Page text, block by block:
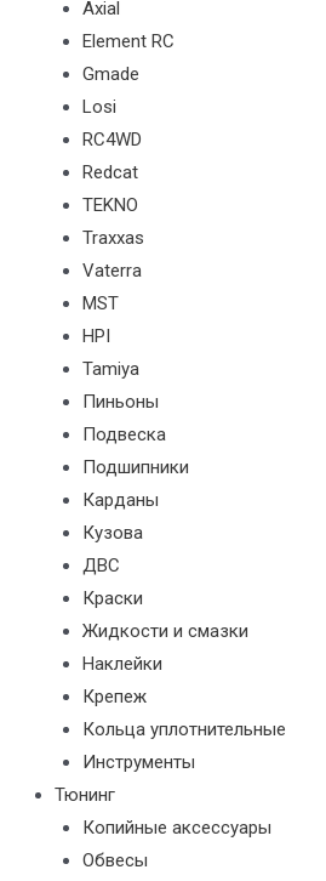
Axial
Element RC
Gmade
Losi
RC4WD
Redcat
TEKNO
Traxxas
Vaterra
MST
HPI
Tamiya
Пиньоны
Подвеска
Подшипники
Карданы
Кузова
ДВС
Краски
Жидкости и смазки
Наклейки
Крепеж
Кольца уплотнительные
Инструменты
Тюнинг
Копийные аксессуары
Обвесы